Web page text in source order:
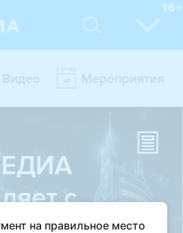
на правильное место